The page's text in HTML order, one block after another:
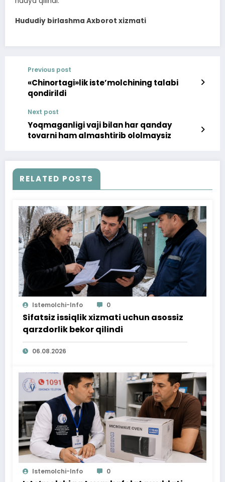
Hududiy birlashma Axborot xizmati
Previous post
«Chinortagi»lik iste’molchining talabi
qondirildi
Next post
Yoqmaganligi vaji bilan har qanday
tovarni ham almashtirib ololmaysiz
RELATED POSTS
Istemolchi-Info 0
Sifatsiz issiqlik xizmati uchun asossiz
qarzdorlik bekor qilindi
06.08.2026
Istemolchi-Info 0